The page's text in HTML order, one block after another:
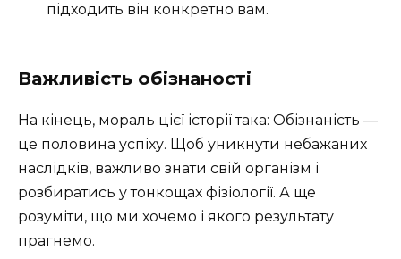
підходить він конкретно вам.
Важливість обізнаності
На кінець, мораль цієї історії така: Обізнаність —
це половина успіху. Щоб уникнути небажаних
наслідків, важливо знати свій організм і
розбиратись у тонкощах фізіології. А ще
розуміти, що ми хочемо і якого результату
прагнемо.